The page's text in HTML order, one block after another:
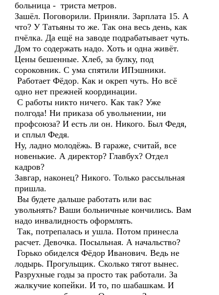
больница - триста метров.
Зашёл. Поговорили. Приняли. Зарплата 15. А
что? У Татьяны то же. Так она весь день, как
пчёлка. Да ещё на заводе подрабатывает чуть.
Дом то содержать надо. Хоть и одна живёт.
Цены бешенные. Хлеб, за булку, под
сороковник. С ума спятили ИПэшники.
Работает Фёдор. Как и окреп чуть. Но всё
одно нет прежней координации.
С работы никто ничего. Как так? Уже
полгода! Ни приказа об увольнении, ни
профсоюза? И есть ли он. Никого. Был Федя,
и сплыл Федя.
Ну, ладно молодёжь. В гараже, считай, все
новенькие. А директор? Главбух? Отдел
кадров?
Завгар, наконец? Никого. Только рассыльная
пришла.
Вы будете дальше работать или вас
увольнять? Ваши больничные кончились. Вам
надо инвалидность оформлять.
Так, потрепалась и ушла. Потом принесла
расчет. Девочка. Посыльная. А начальство?
Горько обиделся Фёдор Иванович. Ведь не
лодырь. Прогульщик. Сколько тягот вынес.
Разрухные годы за просто так работали. За
жалкучие копейки. И то, по шабашкам. И